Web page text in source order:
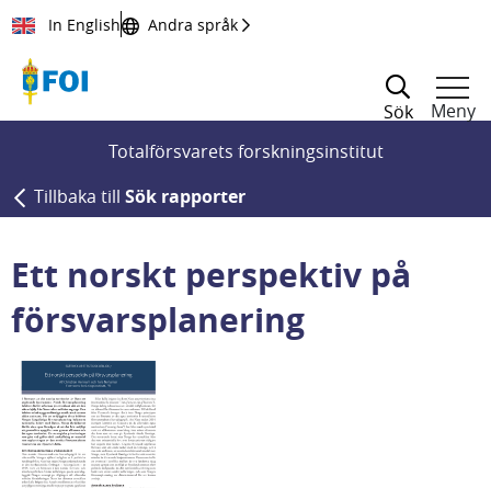
Till innehållet
In English Andra språk
Sök
Meny
Totalförsvarets forskningsinstitut
Tillbaka till Sök rapporter
Ett norskt perspektiv på
försvarsplanering